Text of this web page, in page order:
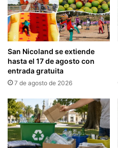
San Nicoland se extiende
hasta el 17 de agosto con
entrada gratuita
7 de agosto de 2026